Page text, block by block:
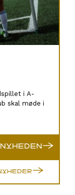
i A-
skal møde i
→
→